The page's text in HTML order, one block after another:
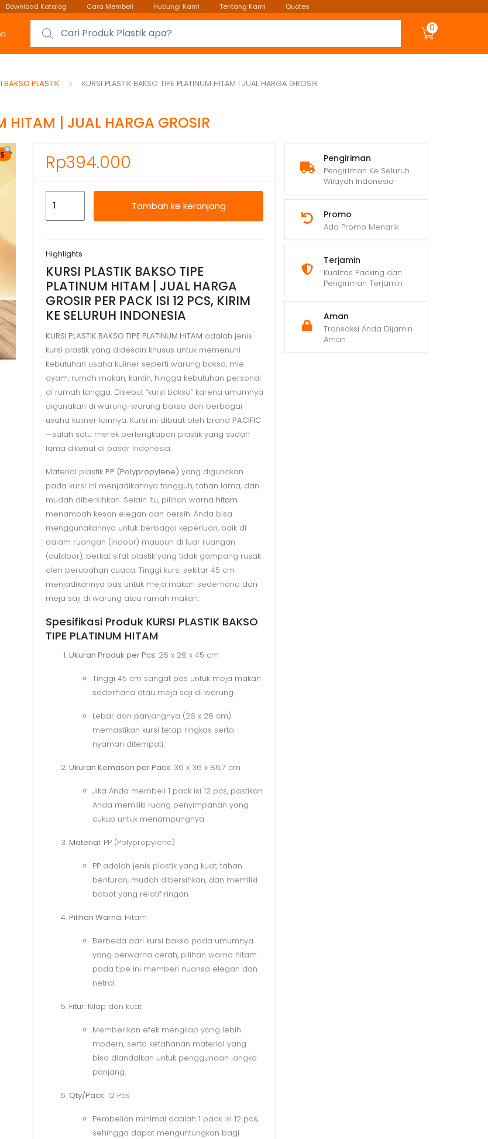
Download Katalog Cara Membeli Hubungi Kami Tentang Kami Quotes
Search for: 0
BAKSO PLASTIK KURSI PLASTIK BAKSO TIPE PLATINUM HITAM | JUAL HARGA GROSIR
HITAM | JUAL HARGA GROSIR
Pengiriman
Pengiriman Ke Seluruh
Wilayah Indonesia
Promo
Ada Promo Menarik
Terjamin
Kualitas Packing dan
Pengiriman Terjamin
Aman
Transaksi Anda Dijamin
Aman
Rp394.000
TIPE
PLATINUM
HITAM
|
JUAL
HARGA
GROSIR
Tambah ke keranjang
Highlights
KURSI PLASTIK BAKSO TIPE
PLATINUM HITAM | JUAL HARGA
GROSIR PER PACK ISI 12 PCS, KIRIM
KE SELURUH INDONESIA
KURSI PLASTIK BAKSO TIPE PLATINUM HITAM adalah jenis
kursi plastik yang didesain khusus untuk memenuhi
kebutuhan usaha kuliner seperti warung bakso, mie
ayam, rumah makan, kantin, hingga kebutuhan personal
di rumah tangga. Disebut “kursi bakso” karena umumnya
digunakan di warung-warung bakso dan berbagai
usaha kuliner lainnya. Kursi ini dibuat oleh brand PACIFIC
—salah satu merek perlengkapan plastik yang sudah
lama dikenal di pasar Indonesia.
Material plastik PP (Polypropylene) yang digunakan
pada kursi ini menjadikannya tangguh, tahan lama, dan
mudah dibersihkan. Selain itu, pilihan warna hitam
menambah kesan elegan dan bersih. Anda bisa
menggunakannya untuk berbagai keperluan, baik di
dalam ruangan (indoor) maupun di luar ruangan
(outdoor), berkat sifat plastik yang tidak gampang rusak
oleh perubahan cuaca. Tinggi kursi sekitar 45 cm
menjadikannya pas untuk meja makan sederhana dan
meja saji di warung atau rumah makan.
Spesifikasi Produk KURSI PLASTIK BAKSO
TIPE PLATINUM HITAM
Ukuran Produk per Pcs: 26 x 26 x 45 cm
Tinggi 45 cm sangat pas untuk meja makan
sederhana atau meja saji di warung.
Lebar dan panjangnya (26 x 26 cm)
memastikan kursi tetap ringkas serta
nyaman ditempati.
Ukuran Kemasan per Pack: 36 x 36 x 86,7 cm
Jika Anda membeli 1 pack isi 12 pcs, pastikan
Anda memiliki ruang penyimpanan yang
cukup untuk menampungnya.
Material: PP (Polypropylene)
PP adalah jenis plastik yang kuat, tahan
benturan, mudah dibersihkan, dan memiliki
bobot yang relatif ringan.
Pilihan Warna: Hitam
Berbeda dari kursi bakso pada umumnya
yang berwarna cerah, pilihan warna hitam
pada tipe ini memberi nuansa elegan dan
netral.
Fitur: Kilap dan kuat
Memberikan efek mengilap yang lebih
modern, serta ketahanan material yang
bisa diandalkan untuk penggunaan jangka
panjang.
Qty/Pack: 12 Pcs
Pembelian minimal adalah 1 pack isi 12 pcs,
sehingga dapat menguntungkan bagi